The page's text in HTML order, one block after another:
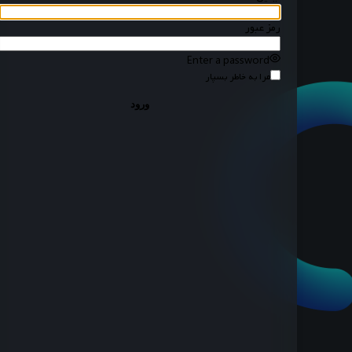
رمز عبور
Enter a password
مرا به خاطر بسپار
ورود